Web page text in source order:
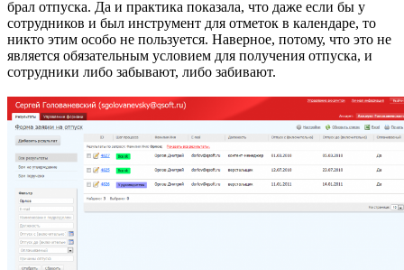
брал отпуска. Да и практика показала, что даже если бы у
сотрудников и был инструмент для отметок в календаре, то
никто этим особо не пользуется. Наверное, потому, что это не
является обязательным условием для получения отпуска, и
сотрудники либо забывают, либо забивают.